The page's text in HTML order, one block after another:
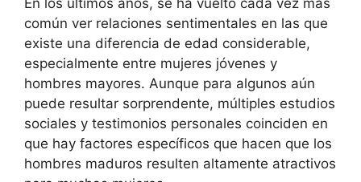
En los últimos años, se ha vuelto cada vez más
común ver relaciones sentimentales en las que
existe una diferencia de edad considerable,
especialmente entre mujeres jóvenes y
hombres mayores. Aunque para algunos aún
puede resultar sorprendente, múltiples estudios
sociales y testimonios personales coinciden en
que hay factores específicos que hacen que los
hombres maduros resulten altamente atractivos